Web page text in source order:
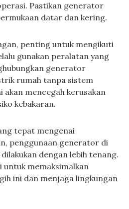
Pastikan generator
datar dan kering.
penting untuk mengikuti
gunakan peralatan yang
generator
rumah tanpa sistem
mencegah kerusakan
kebakaran.
tepat mengenai
penggunaan generator di
dengan lebih tenang.
untuk memaksimalkan
ini dan menjaga lingkungan